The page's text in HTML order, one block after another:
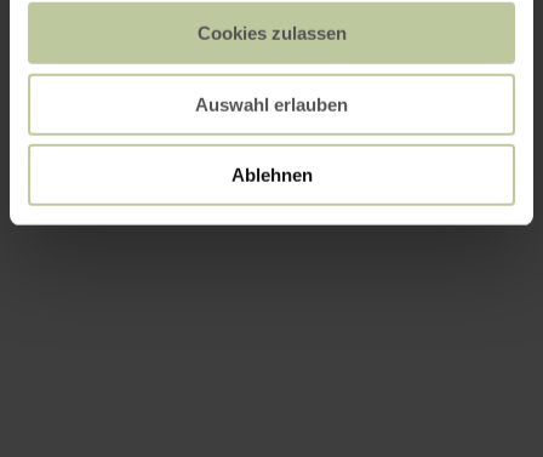
Cookies zulassen
Auswahl erlauben
Ablehnen